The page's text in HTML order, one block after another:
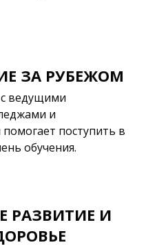
ЗА РУБЕЖОМ
с ведущими
и
поступить в
обучения.
РАЗВИТИЕ И